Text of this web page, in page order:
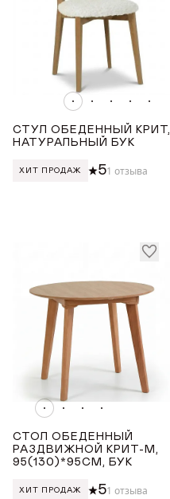
СТУЛ ОБЕДЕННЫЙ КРИТ,
НАТУРАЛЬНЫЙ БУК
ХИТ ПРОДАЖ 51 отзыва
СТОЛ ОБЕДЕННЫЙ
РАЗДВИЖНОЙ КРИТ-М,
95(130)*95СМ, БУК
ХИТ ПРОДАЖ 51 отзыва